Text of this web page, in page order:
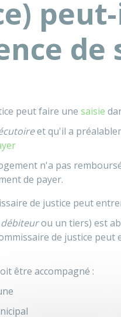
de
peut faire une saisie
et qu'il a
n'a pas
de payer.
de justice peut
débiteurou un tiers) est
de justice
être accompagné :